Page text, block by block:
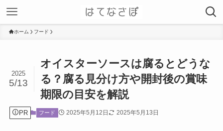
ホーム フード
オイスターソースは腐るとどうな
る？腐る見分け方や開封後の賞味
期限の目安を解説
2025
5/13
PR フード 2025年5月12日 2025年5月13日